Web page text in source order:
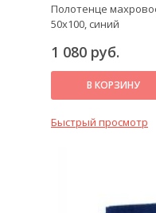
Полотенце
50х100, синий
1 080 руб.
В КОРЗИНУ
Быстрый просмотр